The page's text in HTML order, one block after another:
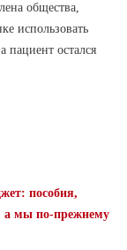
общества,
использовать
остался
пособия,
а мы по-прежнему